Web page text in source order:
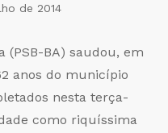
de 2014
(PSB-BA) saudou, em
anos do município
nesta terça-
como riquíssima